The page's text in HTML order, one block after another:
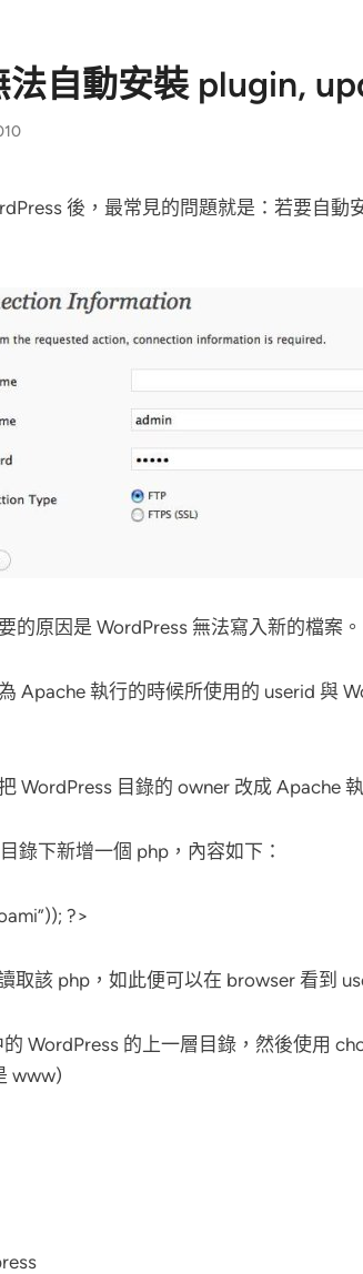
法自動安裝 plugin,
後，最常見的問題就是：若要自動
的原因是 WordPress 無法寫入新的檔案。
Apache 執行的時候所使用的 userid 與
WordPress 目錄的 owner 改成 Apache
錄下新增一個 php，內容如下：
?>
取該 php，如此便可以在 browser 看到
WordPress 的上一層目錄，然後使用
www)